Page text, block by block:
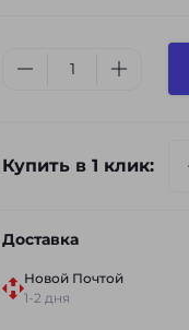
Купить в 1 клик:
Доставка
Новой Почтой
1-2 дня